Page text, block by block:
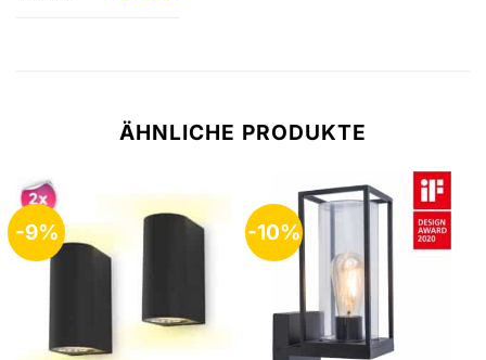
ÄHNLICHE PRODUKTE
-9% -10%